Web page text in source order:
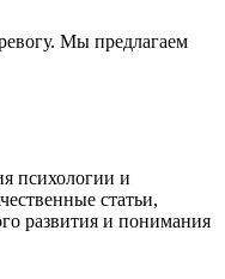
Мы предлагаем
психологии и
статьи,
развития и понимания